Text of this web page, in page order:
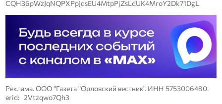
CQH36pWzJqNQPXPpJdsEU4MtpPjZsLdUK4MroY2Dk71DgL
Реклама. ООО "Газета "Орловский вестник". ИНН 5753006480.
erid: 2Vtzqwo7Qh3